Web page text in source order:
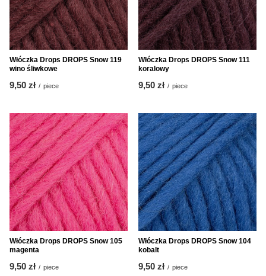
Włóczka Drops DROPS Snow 119
wino śliwkowe
9,50 zł / piece
Włóczka Drops DROPS Snow 111
koralowy
9,50 zł / piece
Włóczka Drops DROPS Snow 105
magenta
9,50 zł / piece
Włóczka Drops DROPS Snow 104
kobalt
9,50 zł / piece